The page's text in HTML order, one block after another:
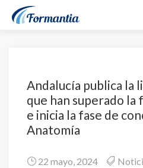
Andalucía publica la
que han superado la
e inicia la fase de
Anatomía
22 mayo, 2024